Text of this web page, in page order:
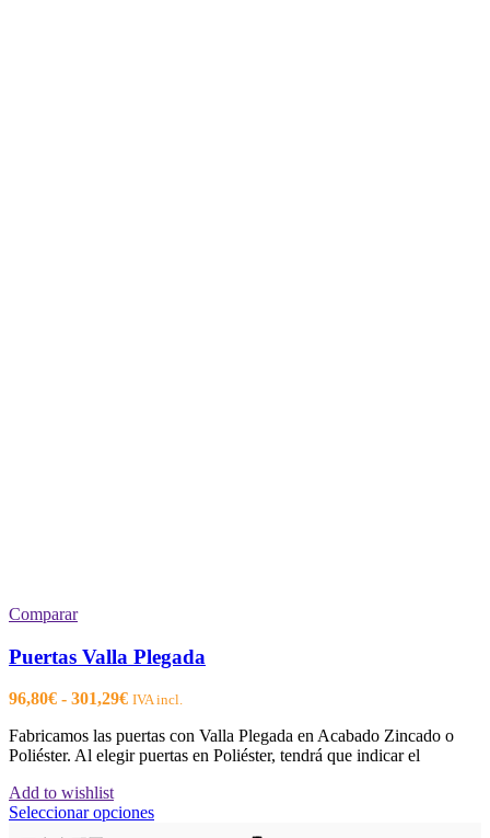
Comparar
Puertas Valla Plegada
96,80€ - 301,29€Rango
precios:
desde
301,29€
IVA incl.
Fabricamos las puertas con Valla Plegada en Acabado Zincado o
Poliéster. Al elegir puertas en Poliéster, tendrá que indicar el
Add to wishlist
Seleccionar opcionesEste